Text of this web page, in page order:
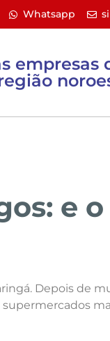
Whatsapp
empresas
e o
Depois de